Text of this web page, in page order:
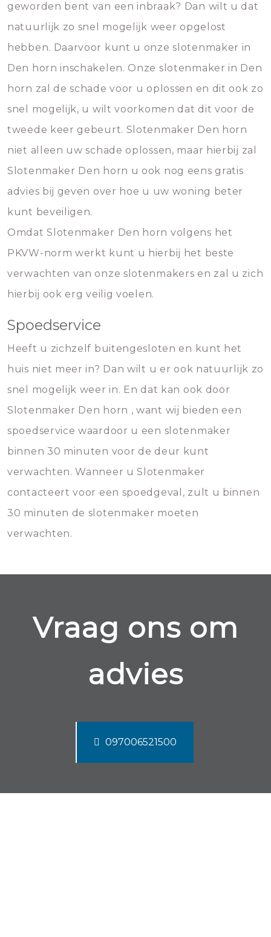
geworden bent van een inbraak? Dan wilt u dat
natuurlijk zo snel mogelijk weer opgelost
hebben. Daarvoor kunt u onze slotenmaker in
Den horn inschakelen. Onze slotenmaker in Den
horn zal de schade voor u oplossen en dit ook zo
snel mogelijk, u wilt voorkomen dat dit voor de
tweede keer gebeurt. Slotenmaker Den horn
niet alleen uw schade oplossen, maar hierbij zal
Slotenmaker Den horn u ook nog eens gratis
advies bij geven over hoe u uw woning beter
kunt beveiligen.
Omdat Slotenmaker Den horn volgens het
PKVW-norm werkt kunt u hierbij het beste
verwachten van onze slotenmakers en zal u zich
hierbij ook erg veilig voelen.
Spoedservice
Heeft u zichzelf buitengesloten en kunt het
huis niet meer in? Dan wilt u er ook natuurlijk zo
snel mogelijk weer in. En dat kan ook door
Slotenmaker Den horn , want wij bieden een
spoedservice waardoor u een slotenmaker
binnen 30 minuten voor de deur kunt
verwachten. Wanneer u Slotenmaker
contacteert voor een spoedgeval, zult u binnen
30 minuten de slotenmaker moeten
verwachten.
Vraag ons om
advies
097006521500